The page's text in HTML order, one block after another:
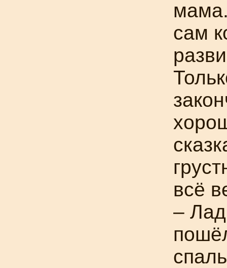
сам
всё
–